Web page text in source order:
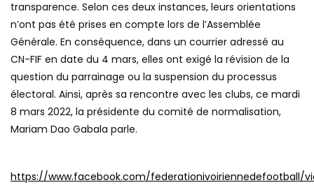
transparence. Selon ces deux instances, leurs orientations
n’ont pas été prises en compte lors de l’Assemblée
Générale. En conséquence, dans un courrier adressé au
CN-FIF en date du 4 mars, elles ont exigé la révision de la
question du parrainage ou la suspension du processus
électoral. Ainsi, après sa rencontre avec les clubs, ce mardi
8 mars 2022, la présidente du comité de normalisation,
Mariam Dao Gabala parle.
https://www.facebook.com/federationivoiriennedefootball/